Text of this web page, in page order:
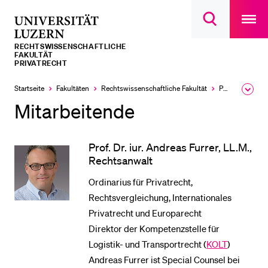
Suchdialog
main
RECHTS­­WISSENSCHAFTLICHE
FAKULTÄT
PRIVATRECHT
Startseite Fakultäten Rechtswissenschaftliche Fakultät Professuren
Mitarbeitende
Prof. Dr. iur. Andreas Furrer, LL.M.,
Rechtsanwalt
Ordinarius für Privatrecht,
Rechtsvergleichung, Internationales
Privatrecht und Europarecht
Direktor der Kompetenzstelle für
Logistik- und Transportrecht (KOLT)
Andreas Furrer ist Special Counsel bei
LETZTE SUCHEN
Sie haben noch keine Suche getätigt.
Schulklassen und Lehrpersonen
Studierende
Forschende
Mitarbeitende
Alumni
Stellensuchende